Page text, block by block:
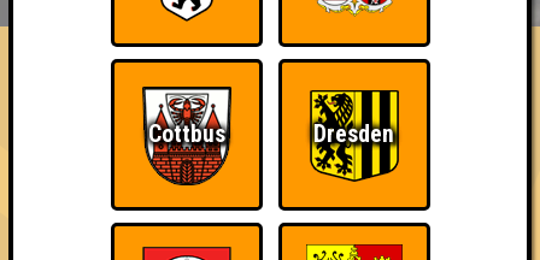
FAQ ÜBER UNS
Die Bezzerwizzer
Errungenschaften
Kleiner Hinweis: bei uns sind Teams, die in einem Stechen
verlieren, trotzdem auf dem 1. Platz - den haben sie sich
schließlich verdient! Entsprechend gibt es für diese auch
Errungenschaften für den 1. Platz.
Cottbus Dresden